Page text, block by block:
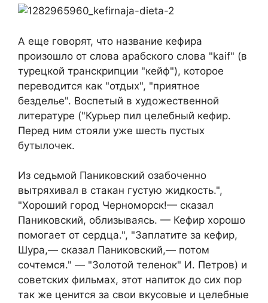
А еще говорят, что название кефира
произошло от слова арабского слова "kaif" (в
турецкой транскрипции "кейф"), которое
переводится как "отдых", "приятное
безделье". Воспетый в художественной
литературе ("Курьер пил целебный кефир.
Перед ним стояли уже шесть пустых
бутылочек.
Из седьмой Паниковский озабоченно
вытряхивал в стакан густую жидкость.",
"Хороший город Черноморск!— сказал
Паниковский, облизываясь. — Кефир хорошо
помогает от сердца.", "Заплатите за кефир,
Шура,— сказал Паниковский,— потом
сочтемся." — "Золотой теленок" И. Петров) и
советских фильмах, этот напиток до сих пор
так же ценится за свои вкусовые и целебные